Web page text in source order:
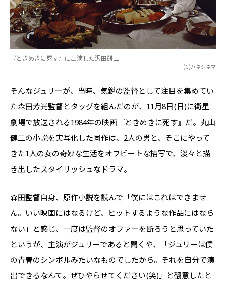
『ときめきに死す』に出演した沢田研二
(C)ハネシネマ
そんなジュリーが、当時、気鋭の監督として注目を集めてい
た森田芳光監督とタッグを組んだのが、11月8日(日)に衛星
劇場で放送される1984年の映画『ときめきに死す』だ。丸山
健二の小説を実写化した同作は、2人の男と、そこにやって
きた1人の女の奇妙な生活をオフビートな描写で、淡々と描
き出したスタイリッシュなドラマ。
森田監督自身、原作小説を読んで「僕にはこれはできませ
ん。いい映画にはなるけど、ヒットするような作品にはなら
ない」と感じ、一度は監督のオファーを断ろうと思っていた
というが、主演がジュリーであると聞くや、「ジュリーは僕
の青春のシンボルみたいなものでしたから。それを自分で演
出できるなんて。ぜひやらせてください(笑)」と翻意したと